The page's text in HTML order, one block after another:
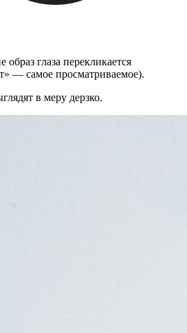
глаза перекликается
— самое просматриваемое).
в меру дерзко.